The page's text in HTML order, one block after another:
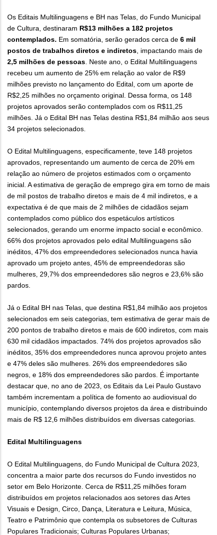
Os Editais Multilinguagens e BH nas Telas, do Fundo Municipal
de Cultura, destinaram R$13 milhões a 182 projetos
contemplados. Em somatória, serão gerados cerca de 6 mil
postos de trabalhos diretos e indiretos, impactando mais de
2,5 milhões de pessoas. Neste ano, o Edital Multilinguagens
recebeu um aumento de 25% em relação ao valor de R$9
milhões previsto no lançamento do Edital, com um aporte de
R$2,25 milhões no orçamento original. Dessa forma, os 148
projetos aprovados serão contemplados com os R$11,25
milhões. Já o Edital BH nas Telas destina R$1,84 milhão aos seus
34 projetos selecionados.
O Edital Multilinguagens, especificamente, teve 148 projetos
aprovados, representando um aumento de cerca de 20% em
relação ao número de projetos estimados com o orçamento
inicial. A estimativa de geração de emprego gira em torno de mais
de mil postos de trabalho diretos e mais de 4 mil indiretos, e a
expectativa é de que mais de 2 milhões de cidadãos sejam
contemplados como público dos espetáculos artísticos
selecionados, gerando um enorme impacto social e econômico.
66% dos projetos aprovados pelo edital Multilinguagens são
inéditos, 47% dos empreendedores selecionados nunca havia
aprovado um projeto antes, 45% de empreendedoras são
mulheres, 29,7% dos empreendedores são negros e 23,6% são
pardos.
Já o Edital BH nas Telas, que destina R$1,84 milhão aos projetos
selecionados em seis categorias, tem estimativa de gerar mais de
200 pontos de trabalho diretos e mais de 600 indiretos, com mais
630 mil cidadãos impactados. 74% dos projetos aprovados são
inéditos, 35% dos empreendedores nunca aprovou projeto antes
e 47% deles são mulheres. 26% dos empreendedores são
negros, e 18% dos empreendedores são pardos. É importante
destacar que, no ano de 2023, os Editais da Lei Paulo Gustavo
também incrementam a política de fomento ao audiovisual do
município, contemplando diversos projetos da área e distribuindo
mais de R$ 12,6 milhões distribuídos em diversas categorias.
Edital Multilinguagens
O Edital Multilinguagens, do Fundo Municipal de Cultura 2023,
concentra a maior parte dos recursos do Fundo investidos no
setor em Belo Horizonte. Cerca de R$11,25 milhões foram
distribuídos em projetos relacionados aos setores das Artes
Visuais e Design, Circo, Dança, Literatura e Leitura, Música,
Teatro e Patrimônio que contempla os subsetores de Culturas
Populares Tradicionais; Culturas Populares Urbanas;